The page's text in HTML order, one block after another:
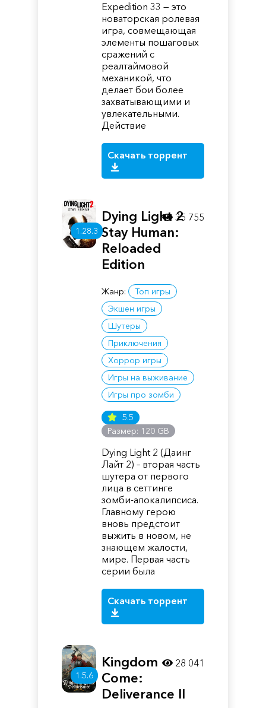
Expedition 33 — это
новаторская ролевая
игра, совмещающая
элементы пошаговых
сражений с
реалтаймовой
механикой, что
делает бои более
захватывающими и
увлекательными.
Действие
Скачать торрент
1.28.3
Dying Light 2
Stay Human:
Reloaded
Edition
Жанр:
Топ игры
Экшен игры
Шутеры
Приключения
Хоррор игры
Игры на выживание
Игры про зомби
5.5
Размер: 120 GB
Dying Light 2 (Даинг
Лайт 2) – вторая часть
шутера от первого
лица в сеттинге
зомби-апокалипсиса.
Главному герою
вновь предстоит
выжить в новом, не
знающем жалости,
мире. Первая часть
серии была
Скачать торрент
35 755
1.5.6
Kingdom
Come:
Deliverance II
28 041